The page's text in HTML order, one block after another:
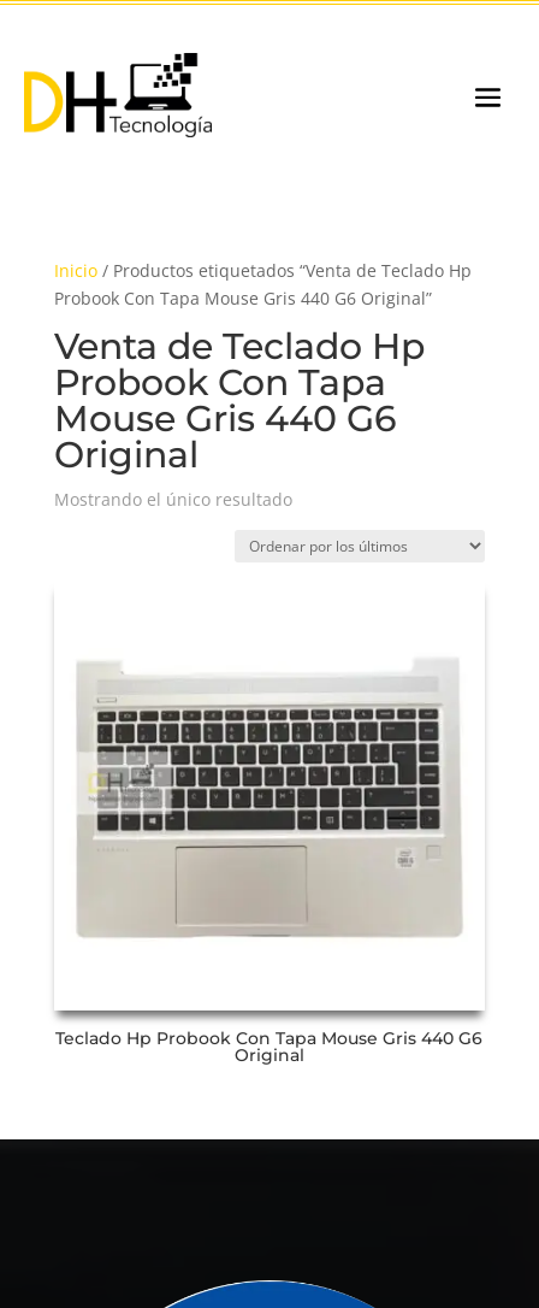
Inicio/ Productos etiquetados “Venta de Teclado Hp
Probook Con Tapa Mouse Gris 440 G6 Original”
Venta de Teclado Hp
Probook Con Tapa
Mouse Gris 440 G6
Original
Mostrando el único resultado
Teclado Hp Probook Con Tapa Mouse Gris 440 G6
Original